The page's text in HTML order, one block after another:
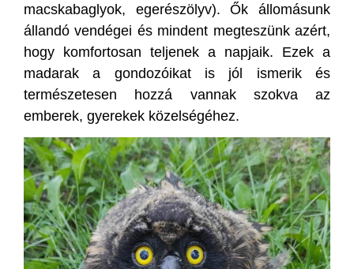
macskabaglyok, egerészölyv). Ők állomásunk
állandó vendégei és mindent megteszünk azért,
hogy komfortosan teljenek a napjaik. Ezek a
madarak a gondozóikat is jól ismerik és
természetesen hozzá vannak szokva az
emberek, gyerekek közelségéhez.